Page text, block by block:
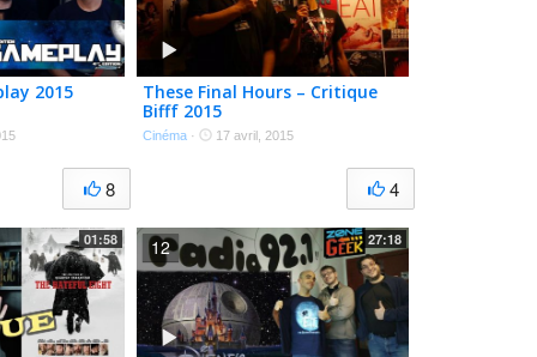
2015
8
These Final Hours – Critique
Bifff 2015
Cinéma · 17 avril, 2015
4
01:58 27:18
12